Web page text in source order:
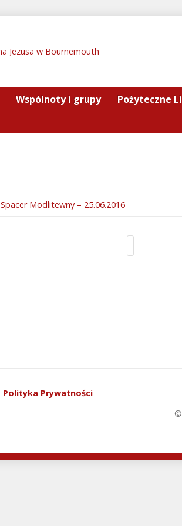
Wspólnoty i grupy Pożyteczne
Spacer Modlitewny – 25.06.2016
Polityka Prywatności
©